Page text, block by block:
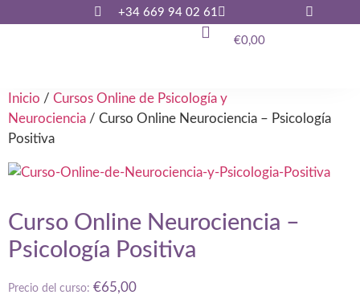
+34 669 94 02 61
€0,00
Inicio / Cursos Online de Psicología y
Neurociencia / Curso Online Neurociencia – Psicología
Positiva
Curso Online Neurociencia –
Psicología Positiva
Precio del curso: €65,00